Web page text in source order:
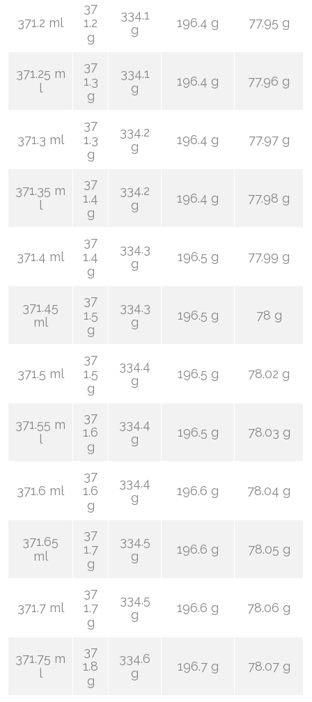
371.2 ml
37
1.2
g
334.1
g
196.4 g 77.95 g
371.25 m
l
37
1.3
g
334.1
g
196.4 g 77.96 g
371.3 ml
37
1.3
g
334.2
g
196.4 g 77.97 g
371.35 m
l
37
1.4
g
334.2
g
196.4 g 77.98 g
371.4 ml
37
1.4
g
334.3
g
196.5 g 77.99 g
371.45
ml
37
1.5
g
334.3
g
196.5 g 78 g
371.5 ml
37
1.5
g
334.4
g
196.5 g 78.02 g
371.55 m
l
37
1.6
g
334.4
g
196.5 g 78.03 g
371.6 ml
37
1.6
g
334.4
g
196.6 g 78.04 g
371.65
ml
37
1.7
g
334.5
g
196.6 g 78.05 g
371.7 ml
37
1.7
g
334.5
g
196.6 g 78.06 g
371.75 m
l
37
1.8
g
334.6
g
196.7 g 78.07 g